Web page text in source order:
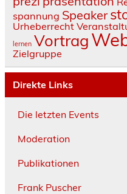
spannung Speaker
Urheberrecht
lernen Vortrag
Zielgruppe
Direkte Links
Die letzten Events
Moderation
Publikationen
Frank Puscher